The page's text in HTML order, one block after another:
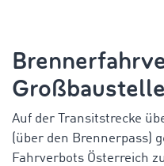
Großbaustelle
Auf der Transitstrecke
(über den Brennerpass)
Fahrverbots Österreich